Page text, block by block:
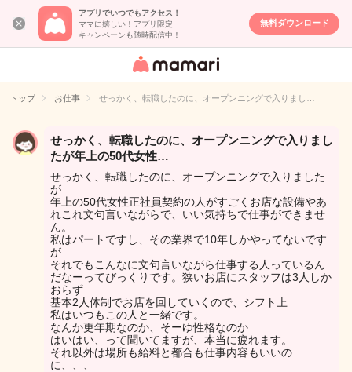
アプリでいつでもアクセス！
ママに嬉しい！アプリ限定
キャンペーンも随時配信中！
無料ダウンロード
女性専用匿名QA
イト
トップ お仕事 せっかく、転職したのに、オープンニングで入りまし…
せっかく、転職したのに、オープンニングで入りまし
たが年上の50代女性…
せっかく、転職したのに、オープンニングで入りました
が
年上の50代女性正社員契約の人がすごくお店な設備やあ
れこれ文句言いながらで、いい気持ちで仕事ができませ
ん。
私はパートですし、その業界で10年しかやってないです
が
それでもこんなに文句言いながら仕事する人っているん
だなーってびっくりです。狭いお店にスタッフは3人しか
おらず
基本2人体制でお店を回していくので、シフト上
私はいつもこの人と一緒です。
なんか更年期なのか、そーゆ性格なのか
はいはい、って聞いてますが、本当に疲れます。
それ以外は場所も給料と都合も仕事内容もいいの
に、、、